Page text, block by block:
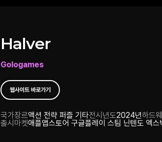
Halver
Gologames
웹사이트 바로가기
국가장르액션 전략 퍼즐 기타전시년도2024년하드
출시마켓애플앱스토어 구글플레이 스팀 닌텐도 엑스